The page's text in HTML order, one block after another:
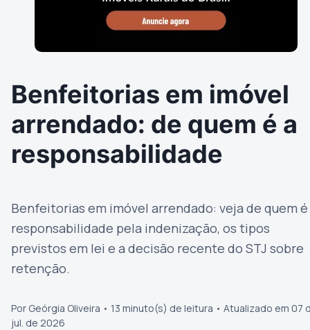
Benfeitorias em imóvel
arrendado: de quem é a
responsabilidade
Benfeitorias em imóvel arrendado: veja de quem é
responsabilidade pela indenização, os tipos
previstos em lei e a decisão recente do STJ sobre
retenção.
Por Geórgia Oliveira • 13 minuto(s) de leitura • Atualizado em 07
jul. de 2026